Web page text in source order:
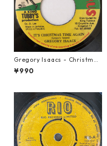
Gregory Isaacs - Christmas
Time Once Again【7-2058
9】
¥990